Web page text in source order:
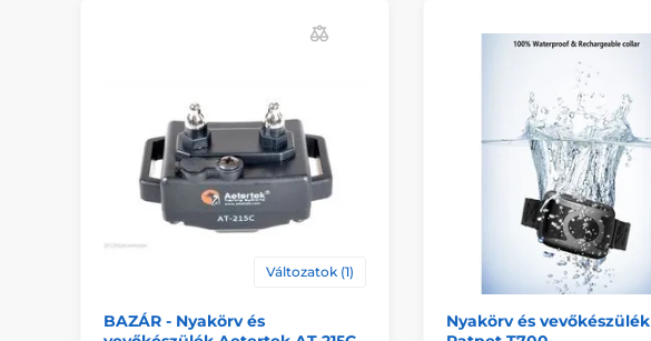
Változatok (1)
BAZÁR - Nyakörv és
Nyakörv és vevőkészülék